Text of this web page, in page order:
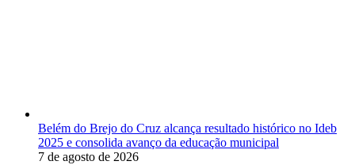
Belém do Brejo do Cruz alcança resultado histórico no Ideb
2025 e consolida avanço da educação municipal
7 de agosto de 2026